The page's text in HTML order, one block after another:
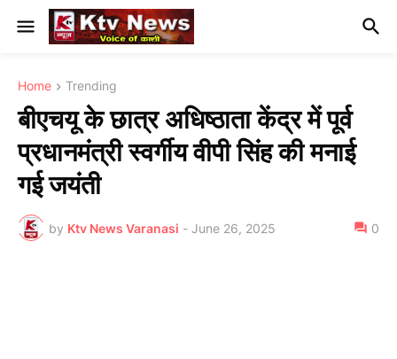
Home Trending
बीएचयू के छात्र अधिष्ठाता केंद्र में पूर्व
प्रधानमंत्री स्वर्गीय वीपी सिंह की मनाई
गई जयंती
by Ktv News Varanasi - June 26, 2025 0